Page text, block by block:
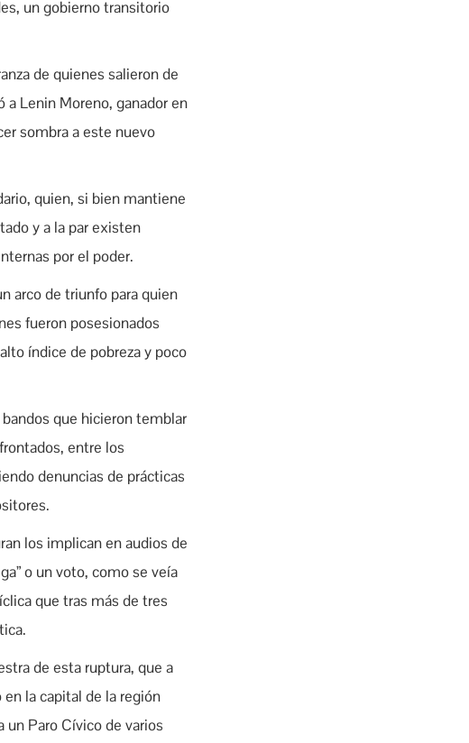
un gobierno transitorio
de quienes salieron de
a Lenin Moreno, ganador en
sombra a este nuevo
quien, si bien mantiene
y a la par existen
por el poder.
arco de triunfo para quien
fueron posesionados
índice de pobreza y poco
que hicieron temblar
entre los
denuncias de prácticas
los implican en audios de
o un voto, como se veía
que tras más de tres
de esta ruptura, que a
la capital de la región
un Paro Cívico de varios